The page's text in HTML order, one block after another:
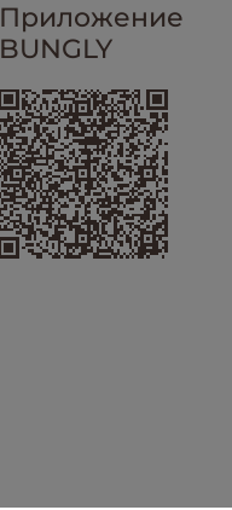
Приложение
BUNGLY